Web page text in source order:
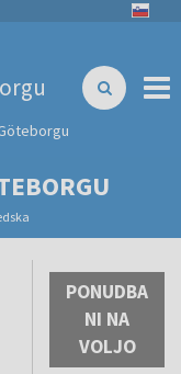
PONUDBA
NI NA
VOLJO